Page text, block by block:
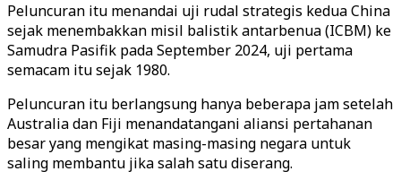
Peluncuran itu menandai uji rudal strategis kedua China
sejak menembakkan misil balistik antarbenua (ICBM) ke
Samudra Pasifik pada September 2024, uji pertama
semacam itu sejak 1980.
Peluncuran itu berlangsung hanya beberapa jam setelah
Australia dan Fiji menandatangani aliansi pertahanan
besar yang mengikat masing-masing negara untuk
saling membantu jika salah satu diserang.